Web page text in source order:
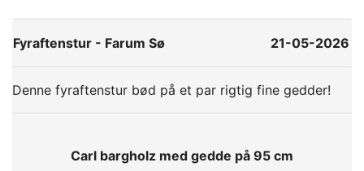
Fyraftenstur - Farum Sø 21-05-2026
Denne fyraftenstur bød på et par rigtig fine gedder!
Carl bargholz med gedde på 95 cm